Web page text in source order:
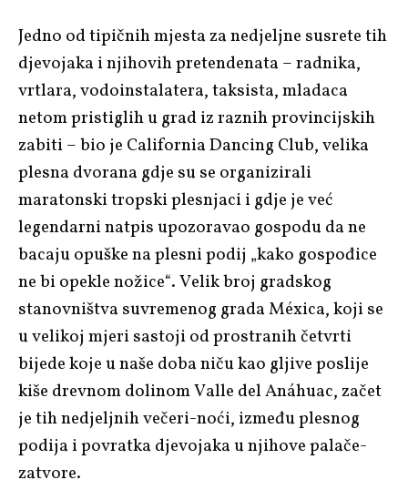
Jedno od tipičnih mjesta za nedjeljne susrete tih
djevojaka i njihovih pretendenata – radnika,
vrtlara, vodoinstalatera, taksista, mladaca
netom pristiglih u grad iz raznih provincijskih
zabiti – bio je California Dancing Club, velika
plesna dvorana gdje su se organizirali
maratonski tropski plesnjaci i gdje je već
legendarni natpis upozoravao gospodu da ne
bacaju opuške na plesni podij „kako gospođice
ne bi opekle nožice“. Velik broj gradskog
stanovništva suvremenog grada Méxica, koji se
u velikoj mjeri sastoji od prostranih četvrti
bijede koje u naše doba niču kao gljive poslije
kiše drevnom dolinom Valle del Anáhuac, začet
je tih nedjeljnih večeri-noći, između plesnog
podija i povratka djevojaka u njihove palače-
zatvore.